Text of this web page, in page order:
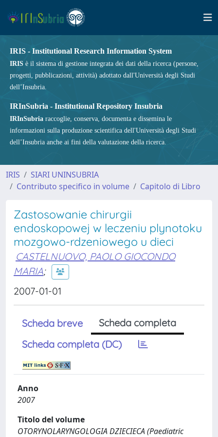
IRIS - Institutional Research Information System
IRIS è il sistema di gestione integrata dei dati della ricerca (persone,
progetti, pubblicazioni, attività) adottato dall'Università degli Studi
dell’Insubria.
IRInSubria - Institutional Repository Insubria
IRInSubria raccoglie, conserva, documenta e dissemina le
informazioni sulla produzione scientifica dell'Università degli Studi
dell’Insubria anche ai fini della valutazione della ricerca.
IRIS
SIARI UNINSUBRIA
Contributo specifico in volume
Capitolo di Libro
Zastosowanie chirurgii
endoskopowej w leczeniu plynotoku
mozgowo-rdzeniowego u dieci
CASTELNUOVO, PAOLO GIOCONDO
MARIA;
2007-01-01
Scheda breve
Scheda completa
Scheda completa (DC)
Anno
2007
Titolo del volume
OTORYNOLARYNGOLOGIA DZIECIECA (Paediatric